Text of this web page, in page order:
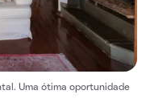
Uma ótima oportunidade